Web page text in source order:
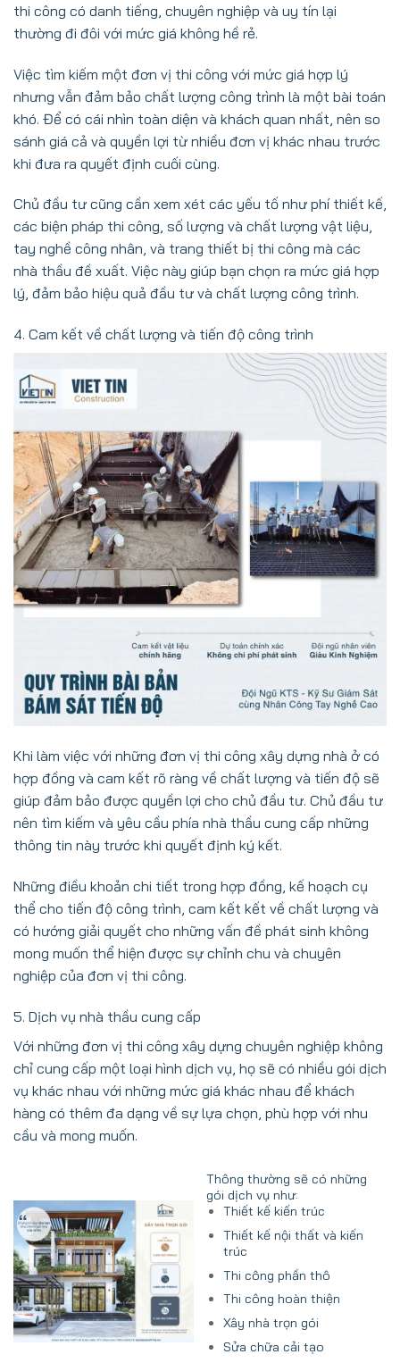
thi công có danh tiếng, chuyên nghiệp và uy tín lại
thường đi đôi với mức giá không hề rẻ.
Việc tìm kiếm một đơn vị thi công với mức giá hợp lý
nhưng vẫn đảm bảo chất lượng công trình là một bài toán
khó. Để có cái nhìn toàn diện và khách quan nhất, nên so
sánh giá cả và quyền lợi từ nhiều đơn vị khác nhau trước
khi đưa ra quyết định cuối cùng.
Chủ đầu tư cũng cần xem xét các yếu tố như phí thiết kế,
các biện pháp thi công, số lượng và chất lượng vật liệu,
tay nghề công nhân, và trang thiết bị thi công mà các
nhà thầu đề xuất. Việc này giúp bạn chọn ra mức giá hợp
lý, đảm bảo hiệu quả đầu tư và chất lượng công trình.
4. Cam kết về chất lượng và tiến độ công trình
Khi làm việc với những đơn vị thi công xây dựng nhà ở có
hợp đồng và cam kết rõ ràng về chất lượng và tiến độ sẽ
giúp đảm bảo được quyền lợi cho chủ đầu tư. Chủ đầu tư
nên tìm kiếm và yêu cầu phía nhà thầu cung cấp những
thông tin này trước khi quyết định ký kết.
Những điều khoản chi tiết trong hợp đồng, kế hoạch cụ
thể cho tiến độ công trình, cam kết kết về chất lượng và
có hướng giải quyết cho những vấn đề phát sinh không
mong muốn thể hiện được sự chỉnh chu và chuyên
nghiệp của đơn vị thi công.
5. Dịch vụ nhà thầu cung cấp
Với những đơn vị thi công xây dựng chuyên nghiệp không
chỉ cung cấp một loại hình dịch vụ, họ sẽ có nhiều gói dịch
vụ khác nhau với những mức giá khác nhau để khách
hàng có thêm đa dạng về sự lựa chọn, phù hợp với nhu
cầu và mong muốn.
Thông thường sẽ có những
gói dịch vụ như:
Thiết kế kiến trúc
Thiết kế nội thất và kiến
trúc
Thi công phần thô
Thi công hoàn thiện
Xây nhà trọn gói
Sửa chữa cải tạo